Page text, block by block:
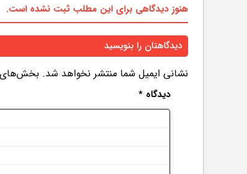
هنوز دیدگاهی برای این مطلب ثبت نشده است.
دیدگاهتان را بنویسید
نشانی ایمیل شما منتشر نخواهد شد. بخش‌های
دیدگاه *